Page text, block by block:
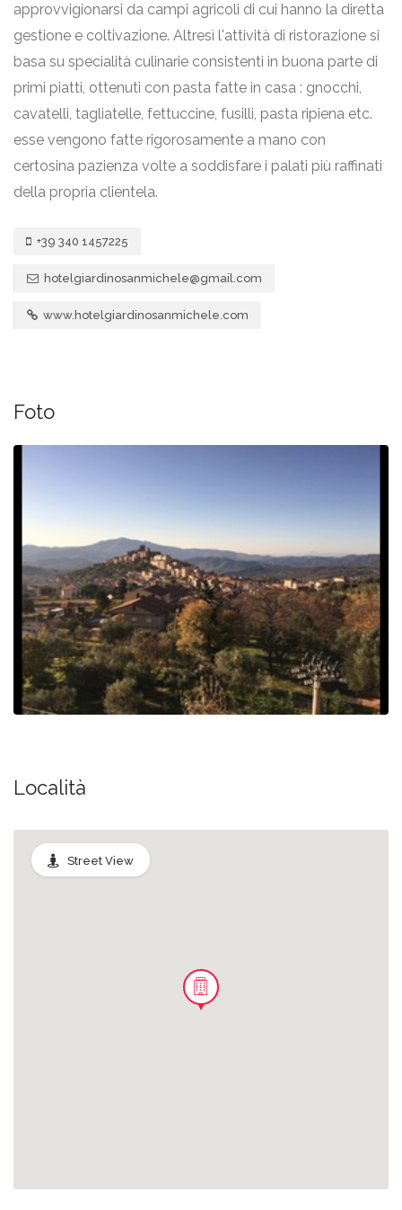
approvvigionarsi da campi agricoli di cui hanno la diretta
gestione e coltivazione. Altresì l'attività di ristorazione si
basa su specialità culinarie consistenti in buona parte di
primi piatti, ottenuti con pasta fatte in casa : gnocchi,
cavatelli, tagliatelle, fettuccine, fusilli, pasta ripiena etc.
esse vengono fatte rigorosamente a mano con
certosina pazienza volte a soddisfare i palati più raffinati
della propria clientela.
+39 340 1457225
hotelgiardinosanmichele@gmail.com
www.hotelgiardinosanmichele.com
Foto
Località
Street View